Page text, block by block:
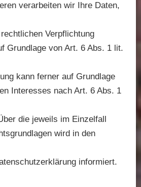
verarbeiten wir Ihre Daten,
Verpflichtung
Grundlage von Art. 6 Abs. 1 lit.
kann ferner auf Grundlage
Interesses nach Art. 6 Abs. 1
die jeweils im Einzelfall
wird in den
informiert.